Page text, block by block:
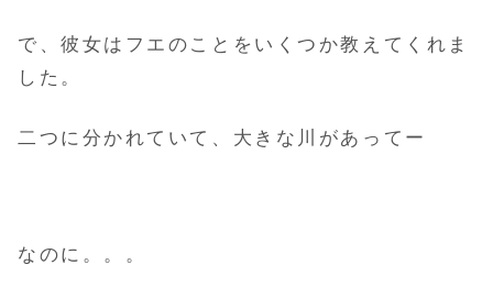
で、彼女はフエのことをいくつか教えてくれま
した。
二つに分かれていて、大きな川があってー
なのに。。。